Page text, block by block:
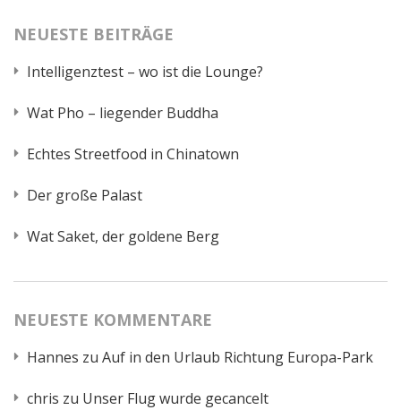
NEUESTE BEITRÄGE
Intelligenztest – wo ist die Lounge?
Wat Pho – liegender Buddha
Echtes Streetfood in Chinatown
Der große Palast
Wat Saket, der goldene Berg
NEUESTE KOMMENTARE
Hannes zu Auf in den Urlaub Richtung Europa-Park
chris zu Unser Flug wurde gecancelt